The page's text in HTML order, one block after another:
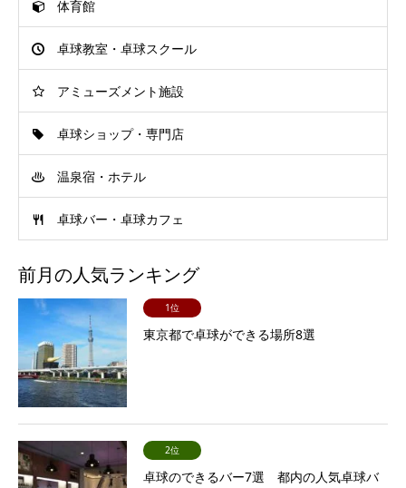
体育館
卓球教室・卓球スクール
アミューズメント施設
卓球ショップ・専門店
温泉宿・ホテル
卓球バー・卓球カフェ
前月の人気ランキング
1位
東京都で卓球ができる場所8選
2位
卓球のできるバー7選 都内の人気卓球バ